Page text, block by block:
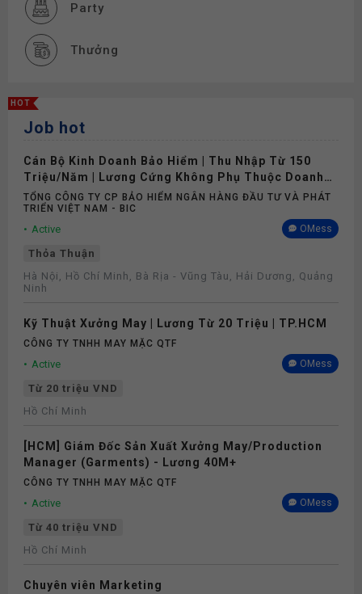
Party
Thưởng
HOT
Job hot
Cán Bộ Kinh Doanh Bảo Hiểm | Thu Nhập Từ 150
Triệu/Năm | Lương Cứng Không Phụ Thuộc Doanh
Số
TỔNG CÔNG TY CP BẢO HIỂM NGÂN HÀNG ĐẦU TƯ VÀ PHÁT
TRIỂN VIỆT NAM - BIC
Active OMess
Thỏa Thuận
Hà Nội, Hồ Chí Minh, Bà Rịa - Vũng Tàu, Hải Dương, Quảng
Ninh
Kỹ Thuật Xưởng May | Lương Từ 20 Triệu | TP.HCM
CÔNG TY TNHH MAY MẶC QTF
Active OMess
Từ 20 triệu VND
Hồ Chí Minh
[HCM] Giám Đốc Sản Xuất Xưởng May/Production
Manager (Garments) - Lương 40M+
CÔNG TY TNHH MAY MẶC QTF
Active OMess
Từ 40 triệu VND
Hồ Chí Minh
Chuyên viên Marketing